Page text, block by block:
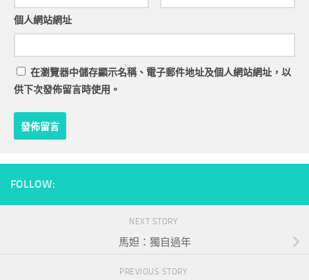
個人網站網址
在瀏覽器中儲存顯示名稱、電子郵件地址及個人網站網址，以
供下次發佈留言時使用。
FOLLOW:
NEXT STORY
馬妲：獨自過年
PREVIOUS STORY